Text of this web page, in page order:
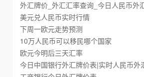
外汇牌价_外汇汇率查询_今日人民币外
美元兑人民币实时行情
下周一欧元走势预测
10万人民币可以移民哪个国家
欧元今明后三天汇率
今日中国银行外汇牌价表|实时人民币外